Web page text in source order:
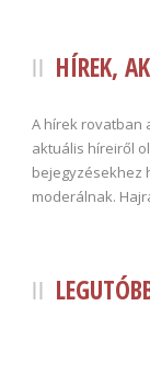
HÍREK,
A hírek rovatban
aktuális híreiről
bejegyzésekhez
moderálnak.